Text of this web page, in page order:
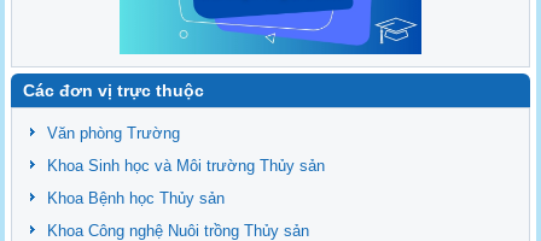
Các đơn vị trực thuộc
Văn phòng Trường
Khoa Sinh học và Môi trường Thủy sản
Khoa Bệnh học Thủy sản
Khoa Công nghệ Nuôi trồng Thủy sản